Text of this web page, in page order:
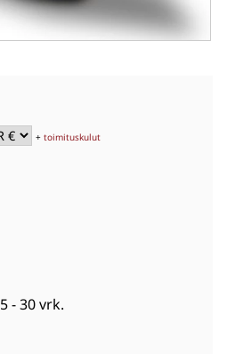
+toimituskulut
5 - 30 vrk.